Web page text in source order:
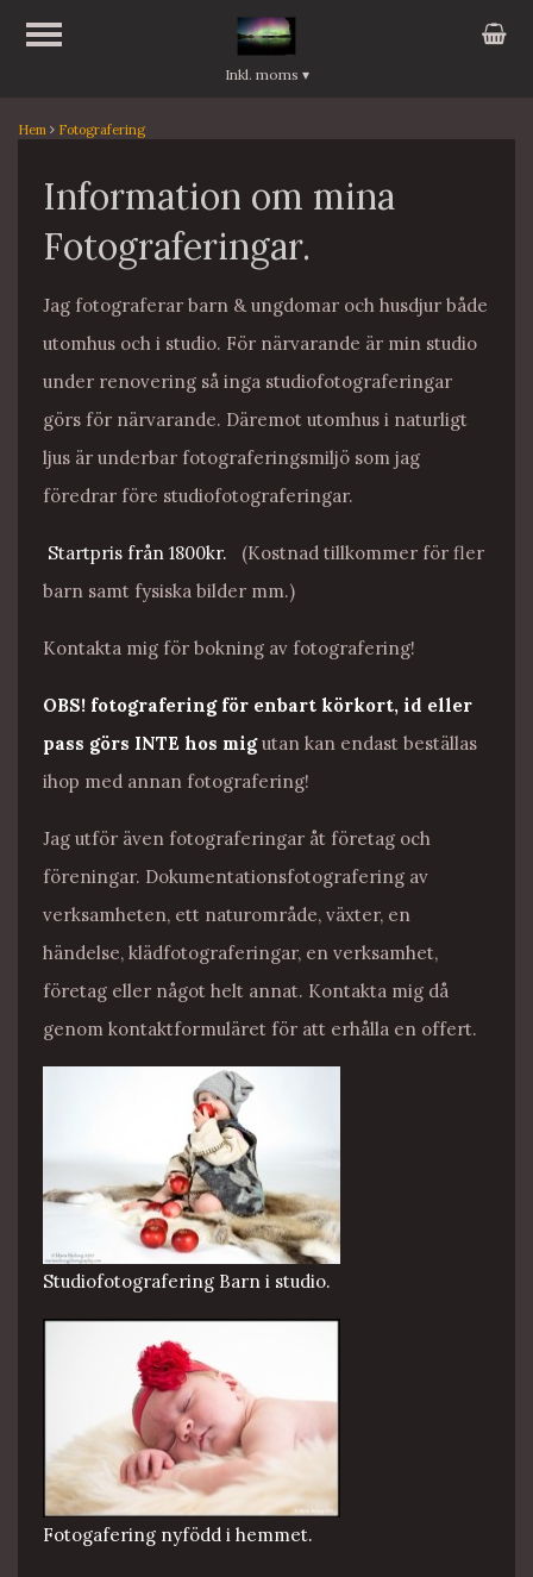
Hem Fotografering
Information om mina
Fotograferingar.
Jag fotograferar barn & ungdomar och husdjur både
utomhus och i studio. För närvarande är min studio
under renovering så inga studiofotograferingar
görs för närvarande. Däremot utomhus i naturligt
ljus är underbar fotograferingsmiljö som jag
föredrar före studiofotograferingar.
Startpris från 1800kr.
(Kostnad tillkommer för fler
barn samt fysiska bilder mm.)
Kontakta mig för bokning av fotografering!
OBS! fotografering för enbart körkort, id eller
pass görs INTE hos migutan kan endast beställas
ihop med annan fotografering!
Jag utför även fotograferingar åt företag och
föreningar. Dokumentationsfotografering av
verksamheten, ett naturområde, växter, en
händelse, klädfotograferingar, en verksamhet,
företag eller något helt annat. Kontakta mig då
genom kontaktformuläret för att erhålla en offert.
Studiofotografering Barn i studio.
Fotogafering nyfödd i hemmet.
Inkl. moms ▾